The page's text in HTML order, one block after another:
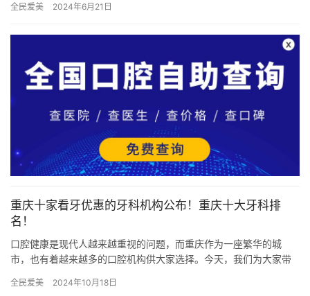
京维尔…
全民爱美 2024年6月21日
重庆十家看牙优惠的牙科机构公布！重庆十大牙科排
名！
口腔健康是现代人越来越重视的问题，而重庆作为一座繁华的城
市，也有着越来越多的口腔机构供大家选择。今天，我们为大家带
自的优势…
全民爱美 2024年10月18日